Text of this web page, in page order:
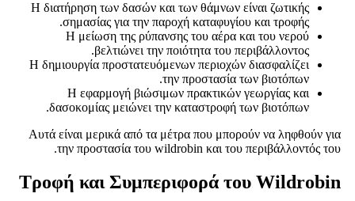
Η διατήρηση των δασών και των θάμνων είναι ζωτικής
σημασίας για την παροχή καταφυγίου και τροφής.
Η μείωση της ρύπανσης του αέρα και του νερού
βελτιώνει την ποιότητα του περιβάλλοντος.
Η δημιουργία προστατευόμενων περιοχών διασφαλίζει
την προστασία των βιοτόπων.
Η εφαρμογή βιώσιμων πρακτικών γεωργίας και
δασοκομίας μειώνει την καταστροφή των βιοτόπων.
Αυτά είναι μερικά από τα μέτρα που μπορούν να ληφθούν για
την προστασία του wildrobin και του περιβάλλοντός του.
Τροφή και Συμπεριφορά του Wildrobin